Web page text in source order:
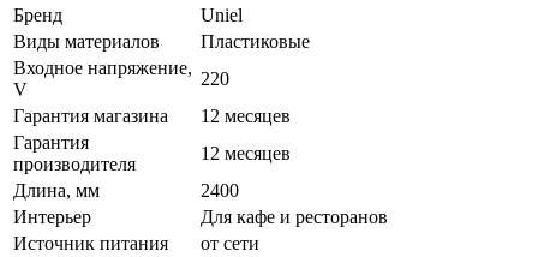
Бренд
Uniel
Виды материалов
Пластиковые
Входное напряжение,
V
220
Гарантия магазина
12 месяцев
Гарантия
производителя
12 месяцев
Длина, мм
2400
Интерьер
Для кафе и ресторанов
Источник питания
от сети